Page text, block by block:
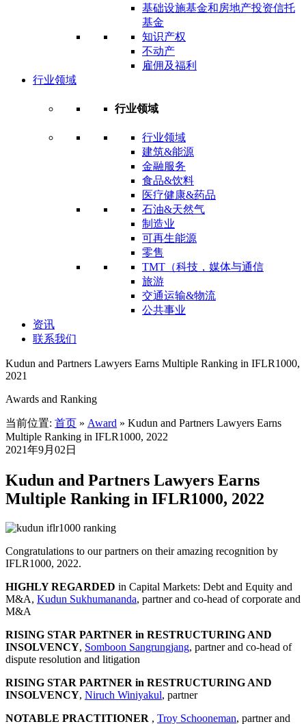
基础设施基金和房地产投资信托
基金
知识产权
不动产
雇佣及福利
行业领域
行业领域
行业领域
建筑&能源
金融服务
食品&饮料
医疗健康&药品
石油&天然气
制造业
可再生能源
零售
TMT（科技，媒体与通信
旅游
交通运输&物流
公共事业
资讯
联系我们
Kudun and Partners Lawyers Earns Multiple Ranking in IFLR1000,
2021
Awards and Ranking
当前位置: 首页 » Award » Kudun and Partners Lawyers Earns
Multiple Ranking in IFLR1000, 2022
2021年9月02日
Kudun and Partners Lawyers Earns
Multiple Ranking in IFLR1000, 2022
Congratulations to our partners on their amazing recognition by
IFLR1000, 2022.
HIGHLY REGARDED in Capital Markets: Debt and Equity and
M&A, Kudun Sukhumananda, partner and co-head of corporate and
M&A
RISING STAR PARTNER in RESTRUCTURING AND
INSOLVENCY, Somboon Sangrungjang, partner and co-head of
dispute resolution and litigation
RISING STAR PARTNER in RESTRUCTURING AND
INSOLVENCY, Niruch Winiyakul, partner
NOTABLE PRACTITIONER , Troy Schooneman, partner and